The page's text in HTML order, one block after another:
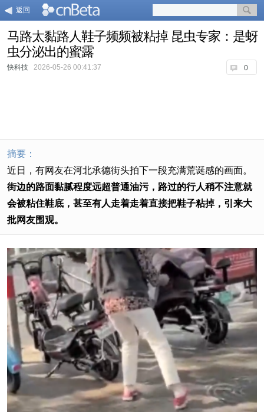
返回
马路太黏路人鞋子频频被粘掉 昆虫专家：是蚜
虫分泌出的蜜露
0
快科技 2026-05-26 00:41:37
摘要：
近日，有网友在河北承德街头拍下一段充满荒诞感的画面。
街边的路面黏腻程度远超普通油污，路过的行人稍不注意就
会被粘住鞋底，甚至有人走着走着直接把鞋子粘掉，引来大
批网友围观。